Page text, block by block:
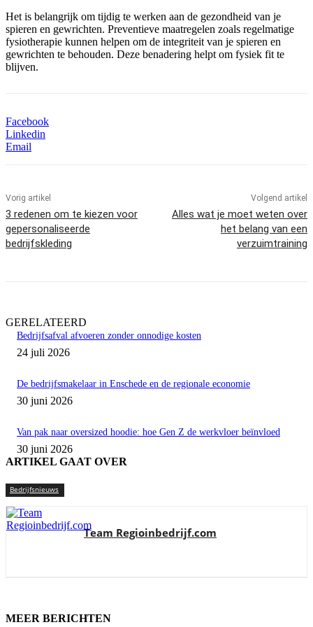
Het is belangrijk om tijdig te werken aan de gezondheid van je
spieren en gewrichten. Preventieve maatregelen zoals regelmatige
fysiotherapie kunnen helpen om de integriteit van je spieren en
gewrichten te behouden. Deze benadering helpt om fysiek fit te
blijven.
Facebook
Linkedin
Email
Vorig artikel
3 redenen om te kiezen voor
gepersonaliseerde
bedrijfskleding
Volgend artikel
Alles wat je moet weten over
het belang van een
verzuimtraining
GERELATEERD
Bedrijfsafval afvoeren zonder onnodige kosten
24 juli 2026
De bedrijfsmakelaar in Enschede en de regionale economie
30 juni 2026
Van pak naar oversized hoodie: hoe Gen Z de werkvloer beïnvloed
30 juni 2026
ARTIKEL GAAT OVER
Bedrijfsnieuws
Team Regioinbedrijf.com
MEER BERICHTEN